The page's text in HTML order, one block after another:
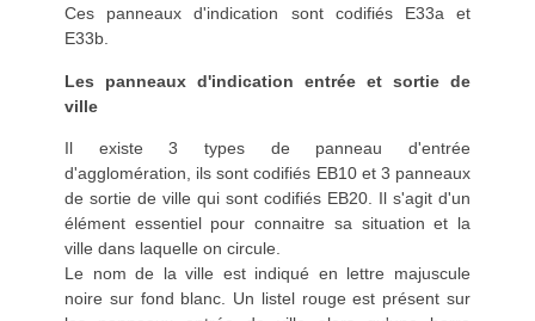
Ces panneaux d'indication sont codifiés E33a et
E33b.
Les panneaux d'indication entrée et sortie de
ville
Il existe 3 types de panneau d'entrée
d'agglomération, ils sont codifiés EB10 et 3 panneaux
de sortie de ville qui sont codifiés EB20. Il s'agit d'un
élément essentiel pour connaitre sa situation et la
ville dans laquelle on circule.
Le nom de la ville est indiqué en lettre majuscule
noire sur fond blanc. Un listel rouge est présent sur